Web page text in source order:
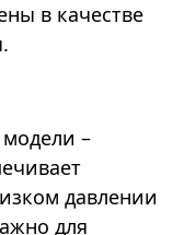
в качестве
–
давлении
для